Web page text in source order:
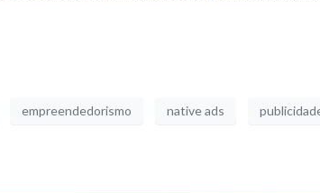
empreendedorismo native ads